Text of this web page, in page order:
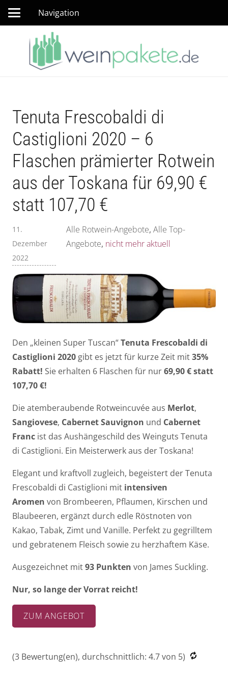
Navigation
Tenuta Frescobaldi di
Castiglioni 2020 – 6
Flaschen prämierter Rotwein
aus der Toskana für 69,90 €
statt 107,70 €
11.
Dezember
2022
Alle Rotwein-Angebote, Alle Top-
Angebote, nicht mehr aktuell
Den „kleinen Super Tuscan“Tenuta Frescobaldi di
Castiglioni 2020 gibt es jetzt für kurze Zeit mit35%
Rabatt! Sie erhalten 6 Flaschen für nur69,90 € statt
107,70 €!
Die atemberaubende Rotweincuvée aus Merlot,
Sangiovese, Cabernet Sauvignon und Cabernet
Franc ist das Aushängeschild des Weinguts Tenuta
di Castiglioni. Ein Meisterwerk aus der Toskana!
Elegant und kraftvoll zugleich, begeistert der Tenuta
Frescobaldi di Castiglioni mit intensiven
Aromen von Brombeeren, Pflaumen, Kirschen und
Blaubeeren, ergänzt durch edle Röstnoten von
Kakao, Tabak, Zimt und Vanille. Perfekt zu gegrilltem
und gebratenem Fleisch sowie zu herzhaftem Käse.
Ausgezeichnet mit93 Punkten von James Suckling.
Nur, so lange der Vorrat reicht!
ZUM ANGEBOT
(3 Bewertung(en), durchschnittlich: 4.7von 5)